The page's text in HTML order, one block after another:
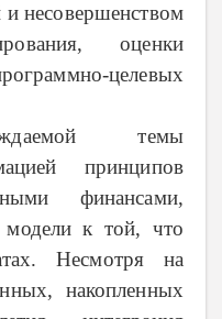
несовершенством
оценки
целевых
темы
принципов
финансами,
модели к той, что
Несмотря на
накопленных